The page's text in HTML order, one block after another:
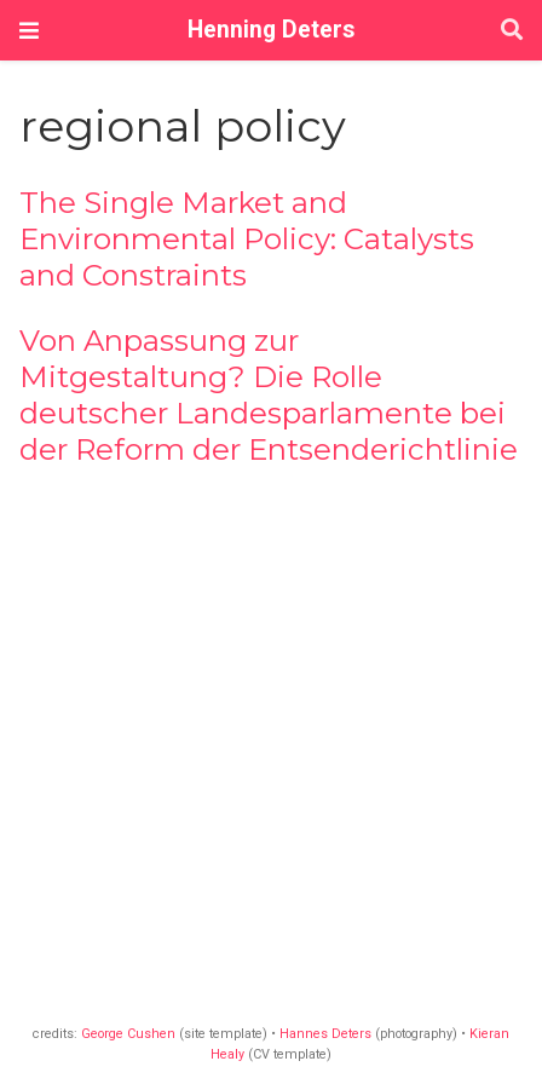
Henning Deters
regional policy
The Single Market and
Environmental Policy: Catalysts
and Constraints
Von Anpassung zur
Mitgestaltung? Die Rolle
deutscher Landesparlamente bei
der Reform der Entsenderichtlinie
credits: George Cushen (site template) • Hannes Deters (photography) • Kieran
Healy (CV template)